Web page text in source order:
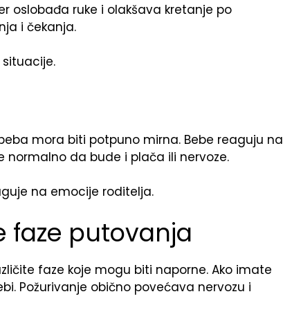
oslobađa ruke i olakšava kretanje po
i čekanja.
mora biti potpuno mirna. Bebe reaguju na
normalno da bude i plača ili nervoze.
na emocije roditelja.
faze putovanja
faze koje mogu biti naporne. Ako imate
Požurivanje obično povećava nervozu i